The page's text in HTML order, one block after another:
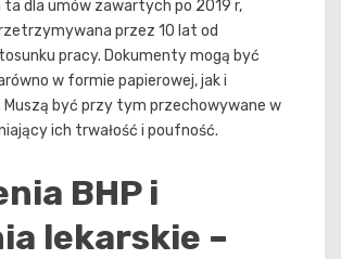
ta dla umów zawartych po 2019 r,
przez 10 lat od
pracy. Dokumenty mogą być
w formie papierowej, jak i
być przy tym przechowywane w
ich trwałość i poufność.
BHP i
lekarskie –